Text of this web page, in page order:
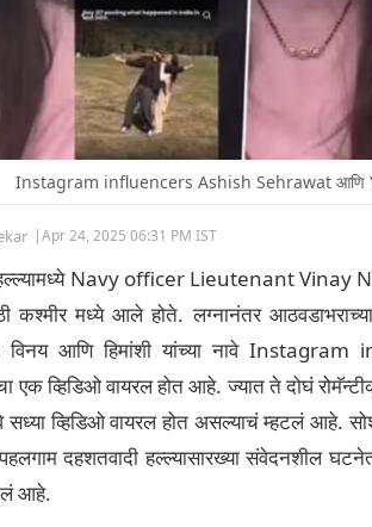
Instagram influencers Ashish Sehrawat आणि
|Apr 24, 2025 06:31 PM IST
हल्ल्यामध्ये Navy officer Lieutenant Vinay
कश्मीर मध्ये आले होते. लग्नानंतर
विनय आणि हिमांशी यांच्या नावे
व्हिडिओ वायरल होत आहे. ज्यात ते दोघं
व्हिडिओ वायरल होत असल्याचं म्हटलं आहे.
दहशतवादी हल्ल्यासारख्या संवेदनशील
आहे.